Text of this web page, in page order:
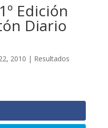
Edición
Diario
2010 | Resultados